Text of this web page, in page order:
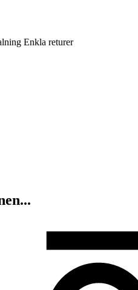
Enkla returer